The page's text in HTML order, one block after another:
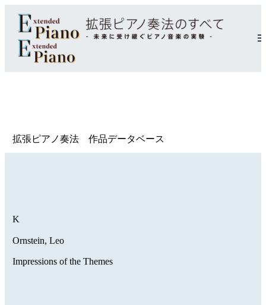
拡張ピアノ奏法 作品データベース
K
Ornstein, Leo
Impressions of the Themes